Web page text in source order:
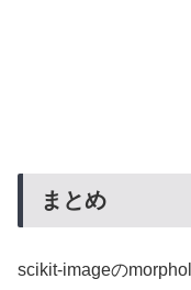
まとめ
scikit-imageの